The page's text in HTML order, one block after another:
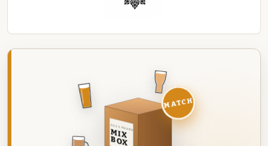
DEZE MAAND
MIX
BOX
MATCH